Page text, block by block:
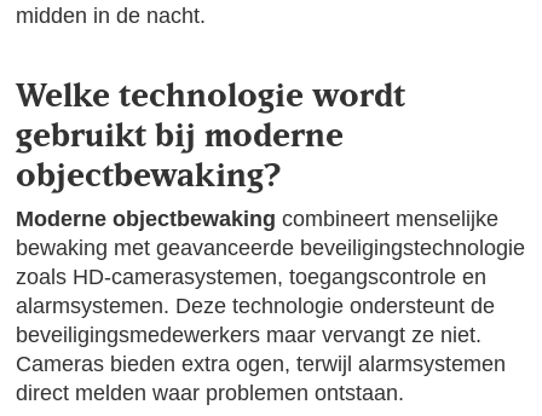
midden in de nacht.
Welke technologie wordt
gebruikt bij moderne
objectbewaking?
Moderne objectbewaking combineert menselijke
bewaking met geavanceerde beveiligingstechnologie
zoals HD-camerasystemen, toegangscontrole en
alarmsystemen. Deze technologie ondersteunt de
beveiligingsmedewerkers maar vervangt ze niet.
Cameras bieden extra ogen, terwijl alarmsystemen
direct melden waar problemen ontstaan.